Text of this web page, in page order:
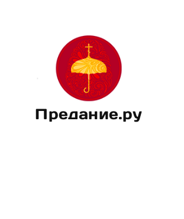
Предание.ру